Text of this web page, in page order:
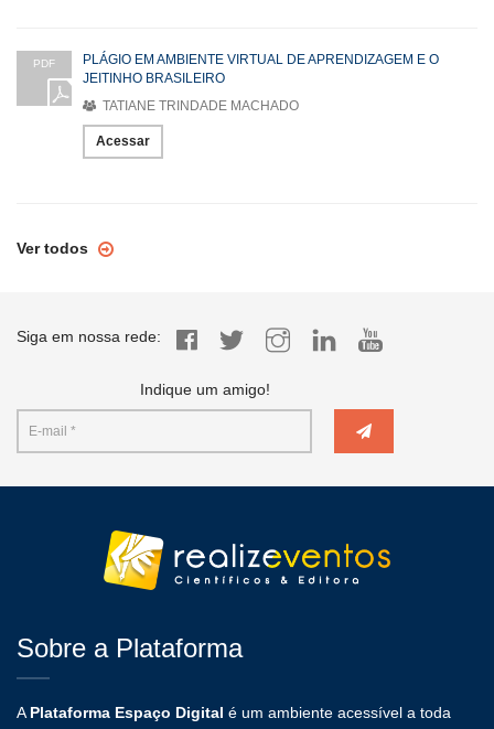
PDF
PLÁGIO EM AMBIENTE VIRTUAL DE APRENDIZAGEM E O
JEITINHO BRASILEIRO
TATIANE TRINDADE MACHADO
Acessar
Ver todos
Siga em nossa rede:
Indique um amigo!
Sobre a Plataforma
A Plataforma Espaço Digital é um ambiente acessível a toda